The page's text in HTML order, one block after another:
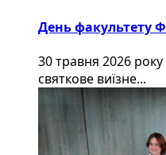
День факультету
30 травня 2026
святкове виїзне...